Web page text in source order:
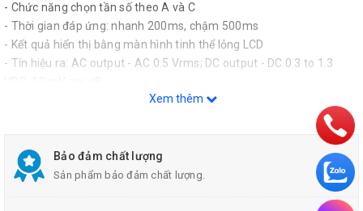
- Chức năng chọn tần số theo A và C
- Thời gian đáp ứng: nhanh 200ms, chậm 500ms
- Kết quả hiển thị bằng màn hình tinh thể lỏng LCD
- Tín hiệu ra: AC output - AC 0.5 Vrms; DC output - DC 0.3 to 1.3
- Môi trường hoạt động: nhiệt độ 0 - 50°C, độ ẩm: 0 đến 80% RH
- Trọng lượng: 280 gam
- Máy đo độ ồn Lutron SL-4001 Cung cấp bao gồm: Máy chính, vít
Xem thêm
Bảo đảm chất lượng
Sản phẩm bảo đảm chất lượng.